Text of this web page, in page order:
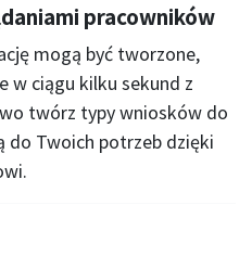
pracowników
mogą być tworzone,
w ciągu kilku sekund z
twórz typy wniosków do
do Twoich potrzeb dzięki